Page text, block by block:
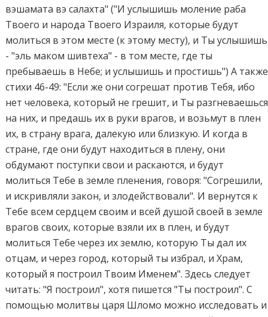
вэшамата вэ салахта" ("И услышишь моление раба
Твоего и народа Твоего Израиля, которые будут
молиться в этом месте (к этому месту), и Ты услышишь
- "эль маком шивтеха" - в том месте, где ты
пребываешь в Небе; и услышишь и простишь") А также
стихи 46-49: "Если же они согрешат против Тебя, ибо
нет человека, который не грешит, и Ты разгневаешься
на них, и предашь их в руки врагов, и возьмут в плен
их, в страну врага, далекую или близкую. И когда в
стране, где они будут находиться в плену, они
обдумают поступки свои и раскаются, и будут
молиться Тебе в земле пленения, говоря: "Согрешили,
и искривляли закон, и злодействовали". И вернутся к
Тебе всем сердцем своим и всей душой своей в земле
врагов своих, которые взяли их в плен, и будут
молиться Тебе через их землю, которую Ты дал их
отцам, и через город, который ты избрал, и Храм,
который я построил Твоим Именем". Здесь следует
читать: "Я построил", хотя пишется "Ты построил". С
помощью молитвы царя Шломо можно исследовать и